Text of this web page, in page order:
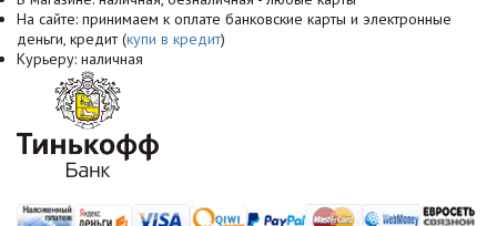
На сайте: принимаем к оплате банковские карты и электронные
деньги, кредит (купи в кредит)
Курьеру: наличная